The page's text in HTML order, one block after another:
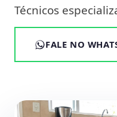
Técnicos
FALE NO